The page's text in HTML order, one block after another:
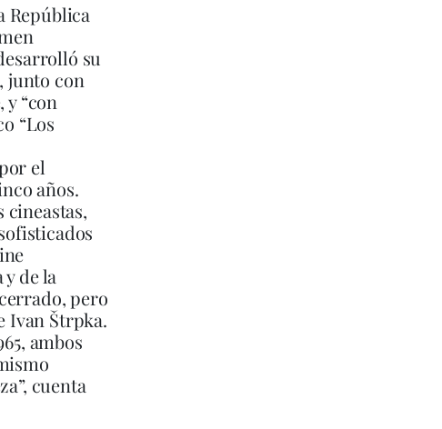
República
su
junto con
“con
“Los
el
años.
cineastas,
de la
pero
Ivan Štrpka.
ambos
cuenta